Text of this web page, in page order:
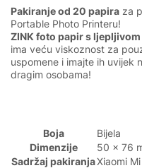
Pakiranje od 20 papira za
Portable Photo Printeru!
ZINK foto papir s
ima veću viskoznost za
uspomene i imajte ih uvijek
dragim osobama!
Boja
Bijela
Dimenzije
50 x 76
Sadržaj pakiranjaXiaomi